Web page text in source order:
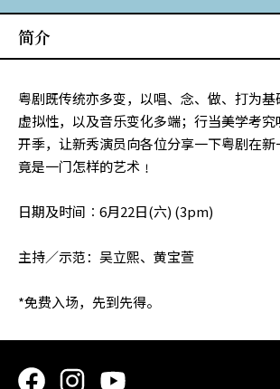
简介
粤剧既传统亦多变，以唱、念、做、打为基
虚拟性，以及音乐变化多端；行当美学考
开季，让新秀演员向各位分享一下粤剧在
竟是一门怎样的艺术﹗
日期及时间︰6月22日(六) (3pm)
主持／示范：吴立熙、黄宝萱
*免费入场，先到先得。